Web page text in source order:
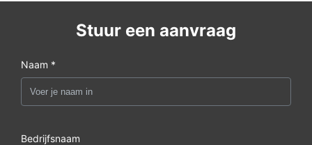
Stuur een aanvraag
Naam *
Bedrijfsnaam